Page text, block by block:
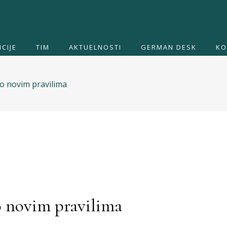
TIM AKTUELNOSTI GERMAN DESK
novim pravilima
novim pravilima